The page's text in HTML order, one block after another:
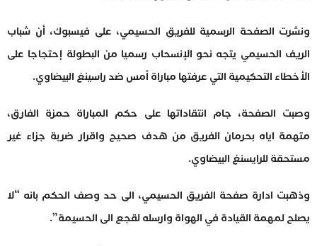
ونشرت الصفحة الرسمية للفريق الحسيمي، على فيسبوك، أن شباب
الريف الحسيمي يتجه نحو الإنسحاب رسميا من البطولة إحتجاجا على
الأخطاء التحكيمية التي عرفتها مباراة أمس ضد راسينغ البيضاوي.
وصبت الصفحة، جام انتقاداتها على حكم المباراة حمزة الفارق،
متهمة اياه بحرمان الفريق من هدف صحيح واقرار ضربة جزاء غير
مستحقة للرايسنغ البيضاوي.
وذهبت ادارة صفحة الفريق الحسيمي، الى حد وصف الحكم بانه “لا
يصلح لمهمة القيادة في الهواة وارسله لقجع الى الحسيمة”.